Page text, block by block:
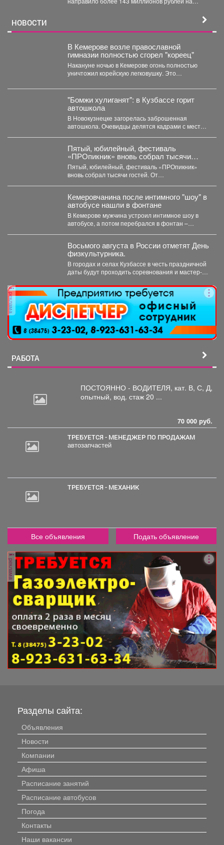
НОВОСТИ
В Кемерове возле православной
гимназии полностью сгорел "кореец"
Накануне ночью в Кемерове огонь полностью
уничтожил корейскую легковушку. Это
"Бомжи хулиганят": в Кузбассе горит
автошкола
В Новокузнецке загорелась заброшенная
автошкола. Очевидцы делятся кадрами с места
Пятый, юбилейный, фестиваль
«ПРОпикник» вновь собрал тысячи
гостей.
Пятый, юбилейный, фестиваль «ПРОпикник»
вновь собрал тысячи гостей. От
Кемеровчанина после интимного "шоу" в
автобусе нашли в фонтане
В Кемерове мужчина устроил интимное шоу в
автобусе, а потом перебрался в фонтан –
Восьмого августа в России отметят День
физкультурника.
В городах и селах Кузбассе в честь праздничной
даты будут проходить соревнования и мастер-
реклама
РАБОТА
ПОСТОЯННО - ВОДИТЕЛЯ, кат. В, С, Д,
опытный, вод. стаж 20 ...
70 000 руб.
ТРЕБУЕТСЯ - МЕНЕДЖЕР ПО ПРОДАЖАМ
автозапчастей
ТРЕБУЕТСЯ - МЕХАНИК
Все объявления Подать объявление
реклама
Разделы сайта:
Объявления
Новости
Компании
Афиша
Расписание занятий
Расписание автобусов
Погода
Контакты
Наши вакансии